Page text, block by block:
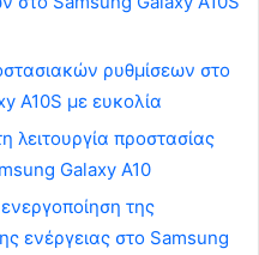
ρυθμίσεων στο
A10S με ευκολία
λειτουργία προστασίας
Galaxy A10
της
ενέργειας στο Samsung